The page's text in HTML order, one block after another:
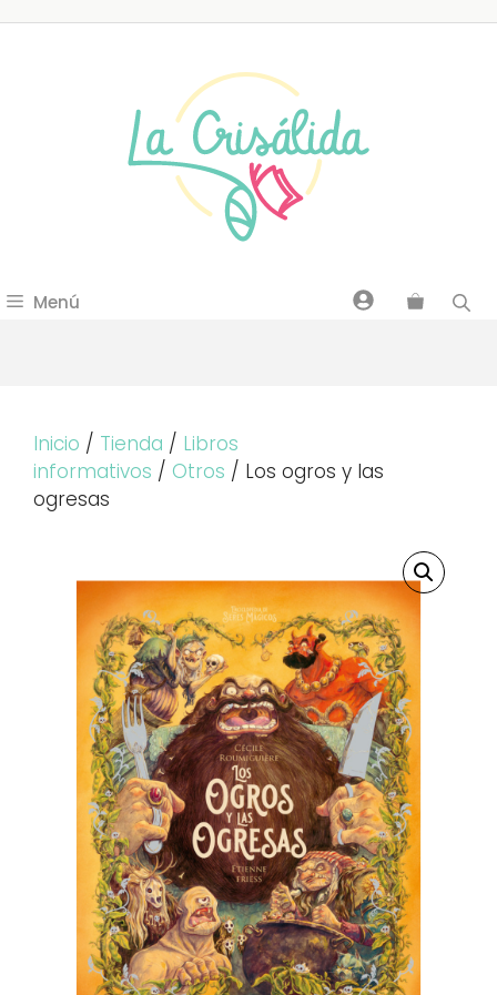
Menú
Inicio / Tienda / Libros
informativos / Otros / Los ogros y las
ogresas